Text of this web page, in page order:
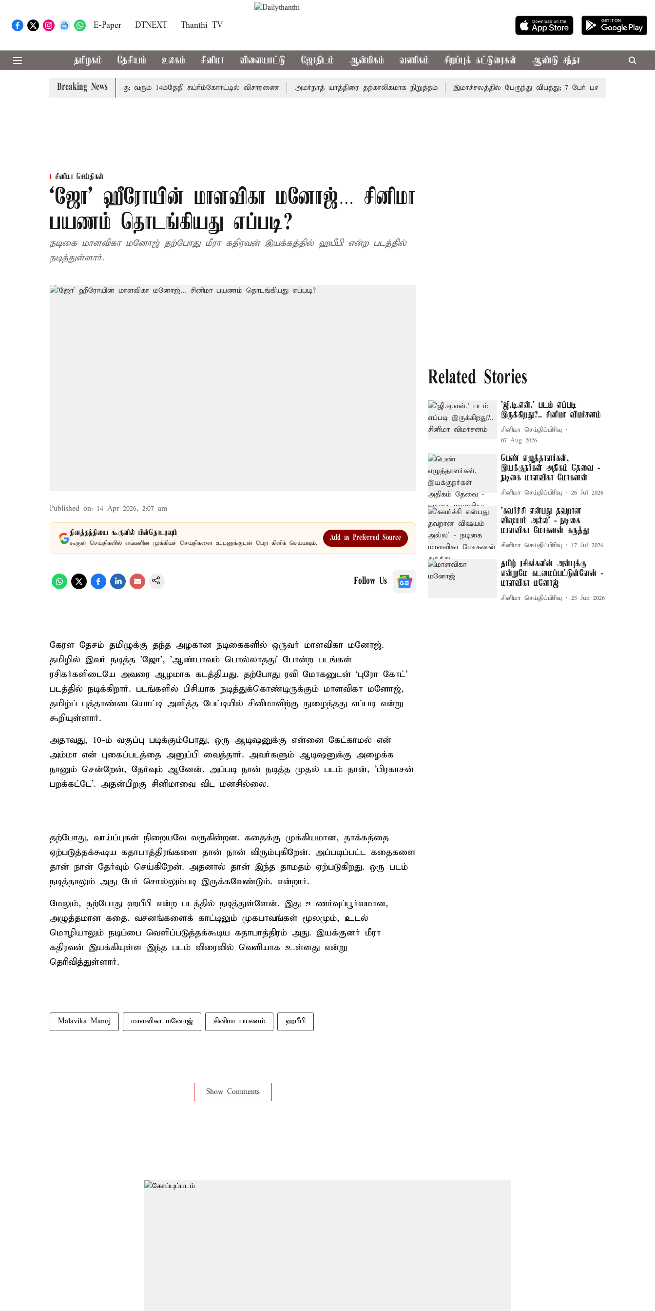
E-Paper DTNEXT Thanthi TV
தமிழகம் தேசியம் உலகம் சினிமா விளையாட்டு ஜோதிடம் ஆன்மிகம் வணிகம் சிறப்புக் கட்டுரைகள் ஆண்டு சந்தா
Breaking News
அரசுப்பணி வழக்கு; வரும் 14ம்தேதி சுப்ரீம்கோர்ட்டில் விசாரணை அமர்நாத் யாத்திரை தற்காலிகமாக நிறுத்தம் இமாச்சலத்தில் பேருந்து விபத்து; 7 பேர் பலி - பிரதமர் மோடி
சினிமா செய்திகள்
‘ஜோ’ ஹீரோயின் மாளவிகா மனோஜ்… சினிமா
பயணம் தொடங்கியது எப்படி?
நடிகை மாளவிகா மனோஜ் தற்போது மீரா கதிரவன் இயக்கத்தில் ஹபீபி என்ற படத்தில்
நடித்துள்ளார்.
Published on: 14 Apr 2026, 2:07 am
தினத்தந்தியை கூகுளில் பின்தொடரவும்
கூகுள் செய்திகளில் எங்களின் முக்கியச் செய்திகளை உடனுக்குடன் பெற கிளிக் செய்யவும்.
Add as Preferred Source
Follow Us
கேரள தேசம் தமிழுக்கு தந்த அழகான நடிகைகளில் ஒருவர் மாளவிகா மனோஜ்.
தமிழில் இவர் நடித்த 'ஜோ', 'ஆண்பாவம் பொல்லாதது' போன்ற படங்கள்
ரசிகர்களிடையே அவரை ஆழமாக கடத்தியது. தற்போது ரவி மோகனுடன் ‘புரோ கோட்'
படத்தில் நடிக்கிறார். படங்களில் பிசியாக நடித்துக்கொண்டிருக்கும் மாளவிகா மனோஜ்,
தமிழ்ப் புத்தாண்டையொட்டி அளித்த பேட்டியில் சினிமாவிற்கு நுழைந்தது எப்படி என்று
கூறியுள்ளார்.
அதாவது, 10-ம் வகுப்பு படிக்கும்போது, ஒரு ஆடிஷனுக்கு என்னை கேட்காமல் என்
அம்மா என் புகைப்படத்தை அனுப்பி வைத்தார். அவர்களும் ஆடிஷனுக்கு அழைக்க
நானும் சென்றேன், தேர்வும் ஆனேன். அப்படி நான் நடித்த முதல் படம் தான், 'பிரகாசன்
பறக்கட்டே'. அதன்பிறகு சினிமாவை விட மனசில்லை.
தற்போது, வாய்ப்புகள் நிறையவே வருகின்றன. கதைக்கு முக்கியமான, தாக்கத்தை
ஏற்படுத்தக்கூடிய கதாபாத்திரங்களை தான் நான் விரும்புகிறேன். அப்படிப்பட்ட கதைகளை
தான் நான் தேர்வும் செய்கிறேன். அதனால் தான் இந்த தாமதம் ஏற்படுகிறது. ஒரு படம்
நடித்தாலும் அது பேர் சொல்லும்படி இருக்கவேண்டும். என்றார்.
மேலும், தற்போது ஹபீபி என்ற படத்தில் நடித்துள்ளேன். இது உணர்வுப்பூர்வமான,
அழுத்தமான கதை. வசனங்களைக் காட்டிலும் முகபாவங்கள் மூலமும், உடல்
மொழியாலும் நடிப்பை வெளிப்படுத்தக்கூடிய கதாபாத்திரம் அது. இயக்குனர் மீரா
கதிரவன் இயக்கியுள்ள இந்த படம் விரைவில் வெளியாக உள்ளது என்று
தெரிவித்துள்ளார்.
Malavika Manoj மாளவிகா மனோஜ் சினிமா பயணம் ஹபீபி
Show Comments
Related Stories
'ஜி.டி.என்.' படம் எப்படி
இருக்கிறது?.. சினிமா விமர்சனம்
சினிமா செய்திப்பிரிவு
07 Aug 2026
பெண் எழுத்தாளர்கள்,
இயக்குநர்கள் அதிகம் தேவை -
நடிகை மாளவிகா மோகனன்
சினிமா செய்திப்பிரிவு 26 Jul 2026
'கவர்ச்சி என்பது தவறான
விஷயம் அல்ல' - நடிகை
மாளவிகா மோகனன் கருத்து
சினிமா செய்திப்பிரிவு 17 Jul 2026
தமிழ் ரசிகர்களின் அன்புக்கு
என்றுமே கடமைப்பட்டுள்ளேன் -
மாளவிகா மனோஜ்
சினிமா செய்திப்பிரிவு 23 Jun 2026